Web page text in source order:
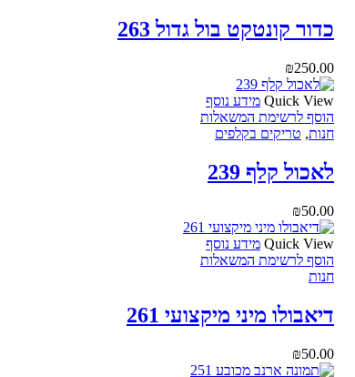
כדור קונטקט בול גדול 263
₪250.00
Quick View מידע נוסף
הוסף לרשימת המשאלות
חנות, טריקים בקלפים
לאכול קלף 239
₪50.00
Quick View מידע נוסף
הוסף לרשימת המשאלות
חנות
דיאבולו מיני מיקצועי 261
₪50.00